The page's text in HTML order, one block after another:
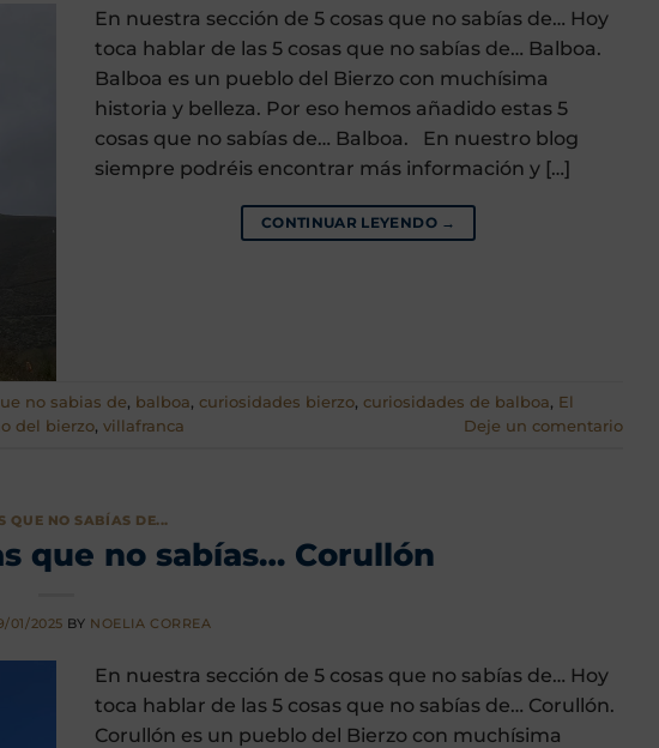
En nuestra sección de 5 cosas que no sabías de… Hoy
toca hablar de las 5 cosas que no sabías de… Balboa.
Balboa es un pueblo del Bierzo con muchísima
historia y belleza. Por eso hemos añadido estas 5
cosas que no sabías de… Balboa. En nuestro blog
siempre podréis encontrar más información y […]
CONTINUAR LEYENDO →
no sabias de, balboa, curiosidades bierzo, curiosidades de balboa, El
del bierzo, villafranca Deje un comentario
QUE NO SABÍAS DE...
que no sabías… Corullón
01/2025 BY NOELIA CORREA
En nuestra sección de 5 cosas que no sabías de… Hoy
toca hablar de las 5 cosas que no sabías de… Corullón.
Corullón es un pueblo del Bierzo con muchísima